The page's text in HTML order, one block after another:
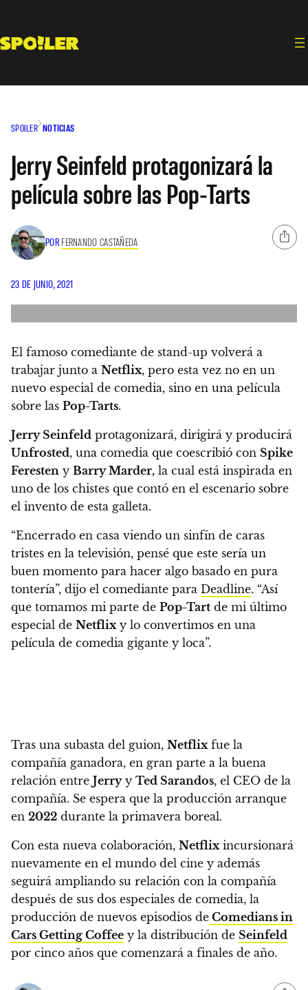
contenido
SPOILER NOTICIAS
Jerry Seinfeld protagonizará la
película sobre las Pop-Tarts
POR FERNANDO CASTAÑEDA
23 DE JUNIO, 2021
El famoso comediante de stand-up volverá a
trabajar junto a Netflix, pero esta vez no en un
nuevo especial de comedia, sino en una película
sobre las Pop-Tarts.
Jerry Seinfeld protagonizará, dirigirá y producirá
Unfrosted, una comedia que coescribió con Spike
Feresten y Barry Marder, la cual está inspirada en
uno de los chistes que contó en el escenario sobre
el invento de esta galleta.
“Encerrado en casa viendo un sinfín de caras
tristes en la televisión, pensé que este sería un
buen momento para hacer algo basado en pura
tontería”, dijo el comediante para Deadline. “Así
que tomamos mi parte de Pop-Tart de mi último
especial de Netflixy lo convertimos en una
película de comedia gigante y loca”.
Tras una subasta del guion, Netflixfue la
compañía ganadora, en gran parte a la buena
relación entre Jerryy Ted Sarandos, el CEO de la
compañía. Se espera que la producción arranque
en 2022 durante la primavera boreal.
Con esta nueva colaboración, Netflixincursionará
nuevamente en el mundo del cine y además
seguirá ampliando su relación con la compañía
después de sus dos especiales de comedia, la
producción de nuevos episodios de Comedians in
Cars Getting Coffee y la distribución de Seinfeld
por cinco años que comenzará a finales de año.